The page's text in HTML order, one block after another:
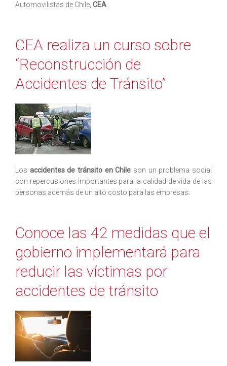
Automovilistas de Chile, CEA
CEA realiza un curso sobre
“Reconstrucción de
Accidentes de Tránsito”
Los accidentes de tránsito en Chile son un problema social
con repercusiones importantes para la calidad de vida de las
personas además de un alto costo para las empresas.
Conoce las 42 medidas que el
gobierno implementará para
reducir las víctimas por
accidentes de tránsito